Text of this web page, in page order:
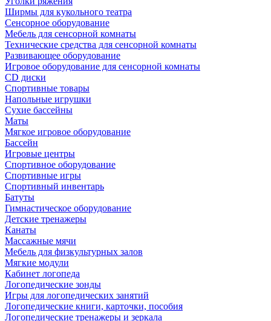
Ширмы для кукольного театра
Сенсорное оборудование
Мебель для сенсорной комнаты
Технические средства для сенсорной комнаты
Развивающее оборудование
Игровое оборудование для сенсорной комнаты
CD диски
Спортивные товары
Напольные игрушки
Сухие бассейны
Маты
Мягкое игровое оборудование
Бассейн
Игровые центры
Спортивное оборудование
Спортивные игры
Спортивный инвентарь
Батуты
Гимнастическое оборудование
Детские тренажеры
Канаты
Массажные мячи
Мебель для физкультурных залов
Мягкие модули
Кабинет логопеда
Логопедические зонды
Игры для логопедических занятий
Логопедические книги, карточки, пособия
Логопедические тренажеры и зеркала